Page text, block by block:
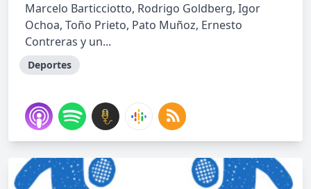
Marcelo Barticciotto, Rodrigo Goldberg, Igor
Ochoa, Toño Prieto, Pato Muñoz, Ernesto
Contreras y un...
Deportes